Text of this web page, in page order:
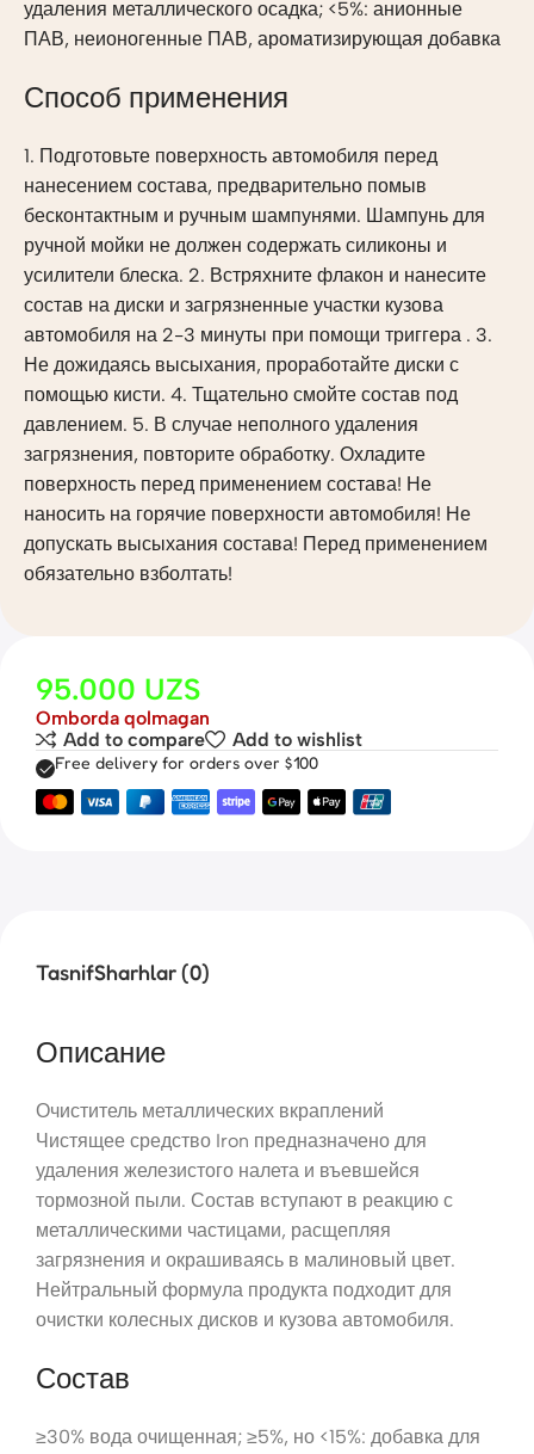
удаления металлического осадка; <5%: анионные
ПАВ, неионогенные ПАВ, ароматизирующая добавка
Способ применения
1. Подготовьте поверхность автомобиля перед
нанесением состава, предварительно помыв
бесконтактным и ручным шампунями. Шампунь для
ручной мойки не должен содержать силиконы и
усилители блеска. 2. Встряхните флакон и нанесите
состав на диски и загрязненные участки кузова
автомобиля на 2-3 минуты при помощи триггера . 3.
Не дожидаясь высыхания, проработайте диски с
помощью кисти. 4. Тщательно смойте состав под
давлением. 5. В случае неполного удаления
загрязнения, повторите обработку. Охладите
поверхность перед применением состава! Не
наносить на горячие поверхности автомобиля! Не
допускать высыхания состава! Перед применением
обязательно взболтать!
95.000 UZS
Omborda qolmagan
Add to compare
Add to wishlist
Free delivery for orders over $100
TasnifSharhlar (0)
Описание
Очиститель металлических вкраплений
Чистящее средство Iron предназначено для
удаления железистого налета и въевшейся
тормозной пыли. Состав вступают в реакцию с
металлическими частицами, расщепляя
загрязнения и окрашиваясь в малиновый цвет.
Нейтральный формула продукта подходит для
очистки колесных дисков и кузова автомобиля.
Состав
≥30% вода очищенная; ≥5%, но <15%: добавка для